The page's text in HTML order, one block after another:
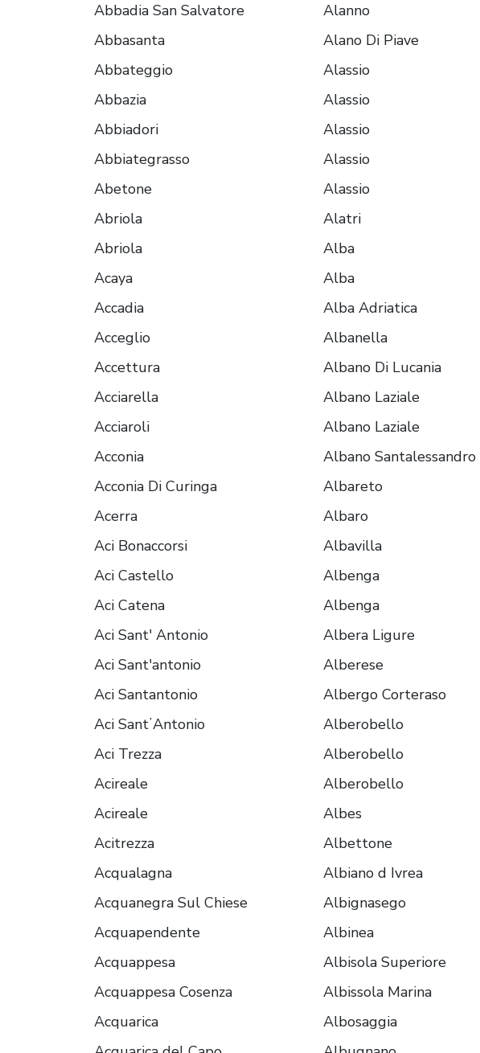
Abbadia San Salvatore
Abbasanta
Abbateggio
Abbazia
Abbiadori
Abbiategrasso
Abetone
Abriola
Abriola
Acaya
Accadia
Acceglio
Accettura
Acciarella
Acciaroli
Acconia
Acconia Di Curinga
Acerra
Aci Bonaccorsi
Aci Castello
Aci Catena
Aci Sant' Antonio
Aci Sant'antonio
Aci Santantonio
Aci SantʼAntonio
Aci Trezza
Acireale
Acireale
Acitrezza
Acqualagna
Acquanegra Sul Chiese
Acquapendente
Acquappesa
Acquappesa Cosenza
Acquarica
Alanno
Alano Di Piave
Alassio
Alassio
Alassio
Alassio
Alassio
Alatri
Alba
Alba
Alba Adriatica
Albanella
Albano Di Lucania
Albano Laziale
Albano Laziale
Albano Santalessandro
Albareto
Albaro
Albavilla
Albenga
Albenga
Albera Ligure
Alberese
Albergo Corteraso
Alberobello
Alberobello
Alberobello
Albes
Albettone
Albiano d Ivrea
Albignasego
Albinea
Albisola Superiore
Albissola Marina
Albosaggia